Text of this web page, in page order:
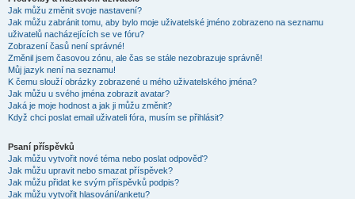
Jak můžu změnit svoje nastavení?
Jak můžu zabránit tomu, aby bylo moje uživatelské jméno zobrazeno na seznamu
uživatelů nacházejících se ve fóru?
Zobrazení časů není správné!
Změnil jsem časovou zónu, ale čas se stále nezobrazuje správně!
Můj jazyk není na seznamu!
K čemu slouží obrázky zobrazené u mého uživatelského jména?
Jak můžu u svého jména zobrazit avatar?
Jaká je moje hodnost a jak ji můžu změnit?
Když chci poslat email uživateli fóra, musím se přihlásit?
Psaní příspěvků
Jak můžu vytvořit nové téma nebo poslat odpověď?
Jak můžu upravit nebo smazat příspěvek?
Jak můžu přidat ke svým příspěvků podpis?
Jak můžu vytvořit hlasování/anketu?